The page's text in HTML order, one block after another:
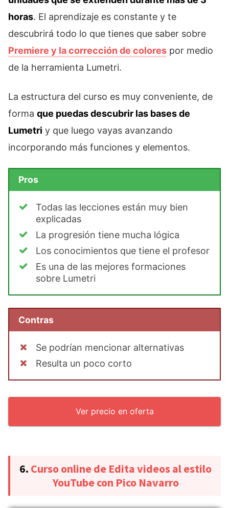
horas. El aprendizaje es constante y te
descubrirá todo lo que tienes que saber sobre
Premiere y la corrección de colores por medio
de la herramienta Lumetri.
La estructura del curso es muy conveniente, de
forma que puedas descubrir las bases de
Lumetri y que luego vayas avanzando
incorporando más funciones y elementos.
Pros
Todas las lecciones están muy bien
explicadas
La progresión tiene mucha lógica
Los conocimientos que tiene el profesor
Es una de las mejores formaciones
sobre Lumetri
Contras
Se podrían mencionar alternativas
Resulta un poco corto
Ver precio en oferta
6. Curso online de Edita videos al estilo
YouTube con Pico Navarro